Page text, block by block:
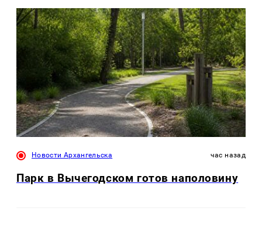
Новости Архангельска час назад
Парк в Вычегодском готов наполовину